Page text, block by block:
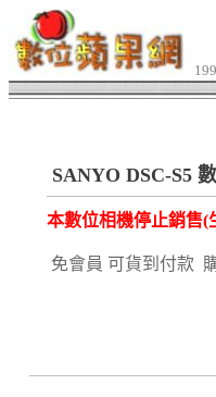
SANYO DSC-S5
本數位相機停止銷售(
免會員 可貨到付款